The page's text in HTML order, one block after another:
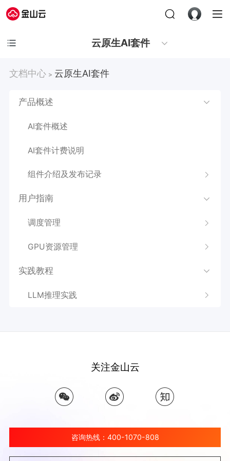
云原生AI套件
文档中心 > 云原生AI套件
产品概述
AI套件概述
AI套件计费说明
组件介绍及发布记录
用户指南
调度管理
GPU资源管理
实践教程
LLM推理实践
关注金山云
咨询热线：400-1070-808